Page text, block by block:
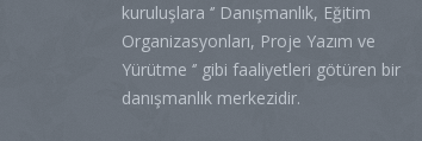
kuruluşlara ‘’ Danışmanlık, Eğitim
Organizasyonları, Proje Yazım ve
Yürütme ‘’ gibi faaliyetleri götüren bir
danışmanlık merkezidir.